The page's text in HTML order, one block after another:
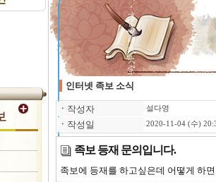
인터넷 족보 소식
ㆍ 작성자 설다영
ㆍ 작성일 2020-11-04 (수)
족보 등재 문의입니다.
족보에 등재를 하고싶은데 어떻게 하